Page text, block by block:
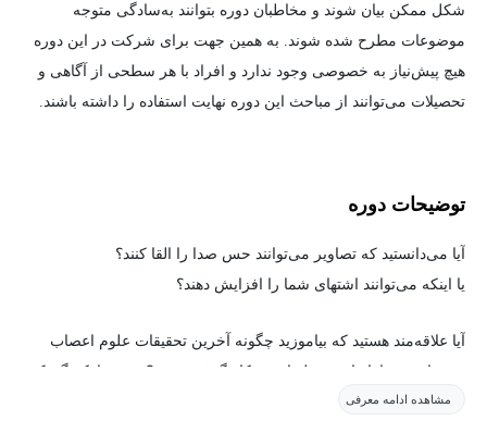
شکل ممکن بیان شوند و مخاطبان دوره بتوانند به‌سادگی متوجه
موضوعات مطرح شده شوند. به همین جهت برای شرکت در این دوره
هیچ پیش‌نیاز به خصوصی وجود ندارد و افراد با هر سطحی از آگاهی و
تحصیلات می‌توانند از مباحث این دوره نهایت استفاده را داشته باشند.
توضیحات دوره
آیا می‌دانستید که تصاویر می‌توانند حس صدا را القا کنند؟
یا اینکه می‌توانند اشتهای شما را افزایش دهند؟
آیا علاقه‌مند هستید که بیاموزید چگونه آخرین تحقیقات علوم اعصاب
می‌توانند در بازاریابی و تبلیغات به کار گرفته شوند؟ نورو مارکتینگ یک
زمینه است که از تصویربرداری مغزی و تکنیک‌های دیگر علوم اعصاب
مشاهده ادامه معرفی